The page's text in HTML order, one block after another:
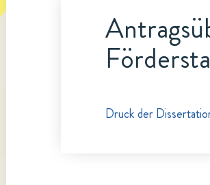
Druck der